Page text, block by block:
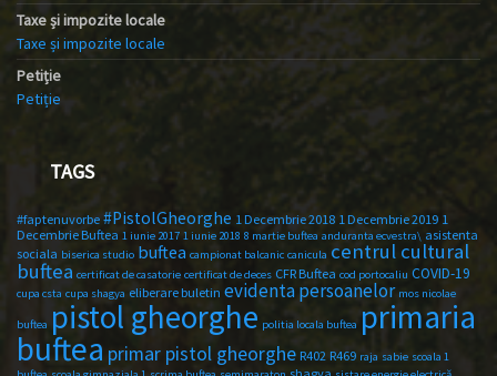
Taxe și impozite locale
Taxe și impozite locale
Petiție
Petiție
TAGS
#faptenuvorbe #PistolGheorghe 1 Decembrie 2018 1 Decembrie 2019 1
Decembrie Buftea 1 iunie 2017 1 iunie 2018 8 martie buftea anduranta ecvestra\ asistenta
sociala biserica studio buftea campionat balcanic canicula centrul cultural
buftea certificat de casatorie certificat de deces CFR Buftea cod portocaliu COVID-19
cupa csta cupa shagya eliberare buletin evidenta persoanelor mos nicolae
buftea pistol gheorghe politia locala buftea primaria
buftea primar pistol gheorghe R402 R469 raja sabie scoala 1